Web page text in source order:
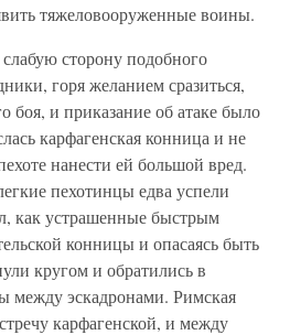
тяжеловооруженные воины.
сторону подобного
горя желанием сразиться,
боя, и приказание об атаке было
карфагенская конница и не
нанести ей большой вред.
пехотинцы едва успели
как устрашенные быстрым
конницы и опасаясь быть
кругом и обратились в
между эскадронами. Римская
карфагенской, и между